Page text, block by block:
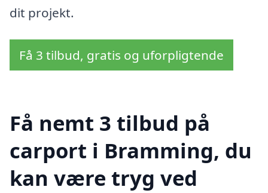
dit projekt.
Få 3 tilbud, gratis og uforpligtende
Få nemt 3 tilbud på
carport i Bramming, du
kan være tryg ved